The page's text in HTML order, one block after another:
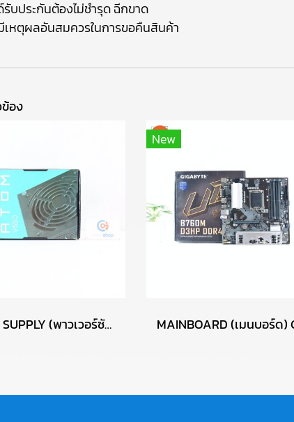
บประกันต้องไม่ชำรุด ฉีกขาด
เหตุผลอันสมควรในการขอคืนสินค้า
อง
POWER SUPPLY (พาวเวอร์ซัพพลาย) ANTEC ATOM V550 550W P13722
New